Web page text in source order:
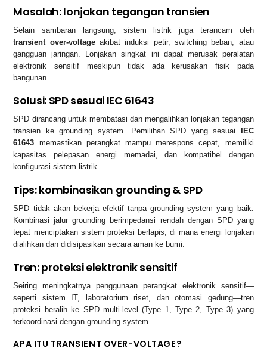
Masalah: lonjakan tegangan transien
Selain sambaran langsung, sistem listrik juga terancam oleh
transient over-voltageakibat induksi petir, switching beban, atau
gangguan jaringan. Lonjakan singkat ini dapat merusak peralatan
elektronik sensitif meskipun tidak ada kerusakan fisik pada
bangunan.
Solusi: SPD sesuai IEC 61643
SPD dirancang untuk membatasi dan mengalihkan lonjakan tegangan
transien ke grounding system. Pemilihan SPD yang sesuai
IEC
61643 memastikan perangkat mampu merespons cepat, memiliki
kapasitas pelepasan energi memadai, dan kompatibel dengan
konfigurasi sistem listrik.
Tips: kombinasikan grounding & SPD
SPD tidak akan bekerja efektif tanpa grounding system yang baik.
Kombinasi jalur grounding berimpedansi rendah dengan SPD yang
tepat menciptakan sistem proteksi berlapis, di mana energi lonjakan
dialihkan dan didisipasikan secara aman ke bumi.
Tren: proteksi elektronik sensitif
Seiring meningkatnya penggunaan perangkat elektronik sensitif—
seperti sistem IT, laboratorium riset, dan otomasi gedung—tren
proteksi beralih ke SPD multi-level (Type 1, Type 2, Type 3) yang
terkoordinasi dengan grounding system.
APA ITU TRANSIENT OVER-VOLTAGE?